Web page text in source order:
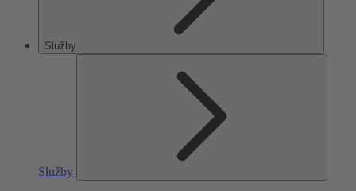
Služby
Služby